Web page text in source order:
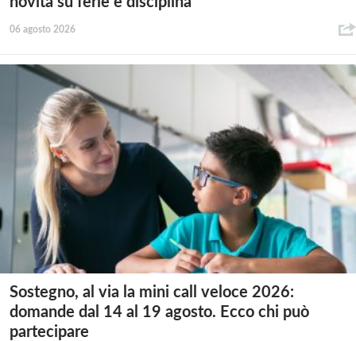
06 agosto 2026
Sostegno, al via la mini call veloce 2026:
domande dal 14 al 19 agosto. Ecco chi può
partecipare